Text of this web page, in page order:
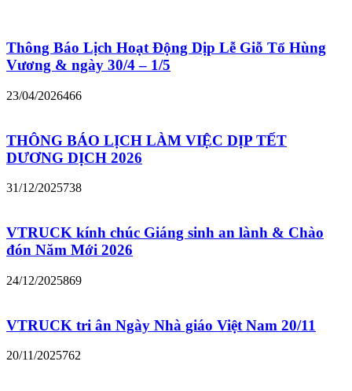
Thông Báo Lịch Hoạt Động Dịp Lễ Giỗ Tổ Hùng
Vương & ngày 30/4 – 1/5
23/04/2026466
THÔNG BÁO LỊCH LÀM VIỆC DỊP TẾT
DƯƠNG DỊCH 2026
31/12/2025738
VTRUCK kính chúc Giáng sinh an lành & Chào
đón Năm Mới 2026
24/12/2025869
VTRUCK tri ân Ngày Nhà giáo Việt Nam 20/11
20/11/2025762